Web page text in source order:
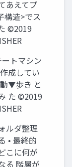
あえてプ
構造>でス
©2019
トマシン
成してい
▼歩き と
た ©2019
ルダ整理
• 最終的
こに何が
る 階層が